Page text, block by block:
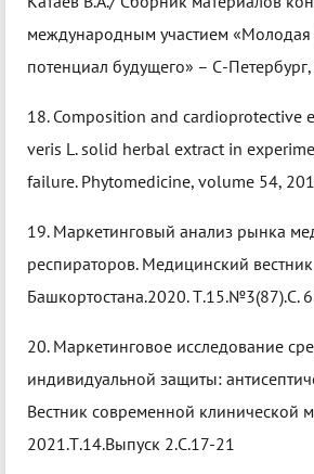
международным участием
потенциал будущего» – С-
18. Composition and cardioprotective
veris L. solid herbal extract in
failure. Phytomedicine, volume 54,
19. Маркетинговый анализ рынка
респираторов. Медицинский вестник
Башкортостана.2020. Т.15.№3(87).С.
20. Маркетинговое исследование
индивидуальной защиты:
Вестник современной клинической
2021.Т.14.Выпуск 2.С.17-21